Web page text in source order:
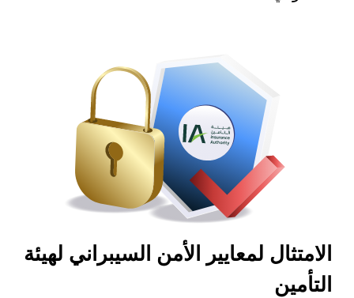
الامتثال لمعايير الأمن السيبراني لهيئة
التأمين